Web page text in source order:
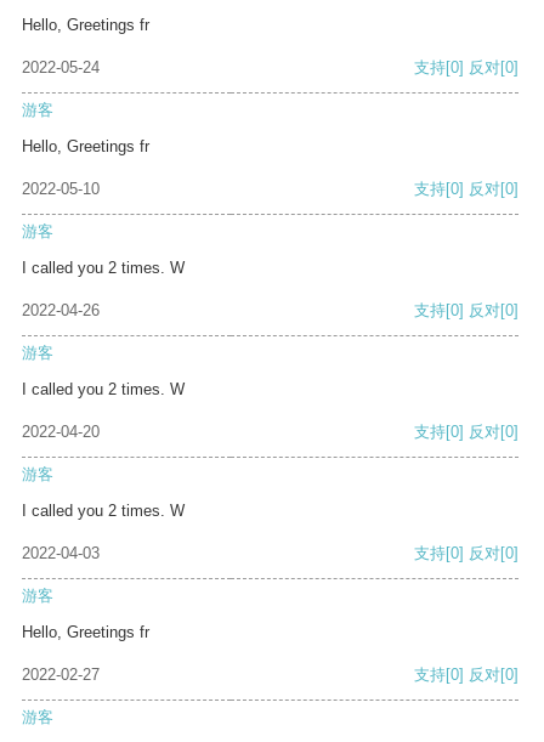
Hello, Greetings fr
2022-05-24 支持[0] 反对[0]
游客
Hello, Greetings fr
2022-05-10 支持[0] 反对[0]
游客
I called you 2 times. W
2022-04-26 支持[0] 反对[0]
游客
I called you 2 times. W
2022-04-20 支持[0] 反对[0]
游客
I called you 2 times. W
2022-04-03 支持[0] 反对[0]
游客
Hello, Greetings fr
2022-02-27 支持[0] 反对[0]
游客